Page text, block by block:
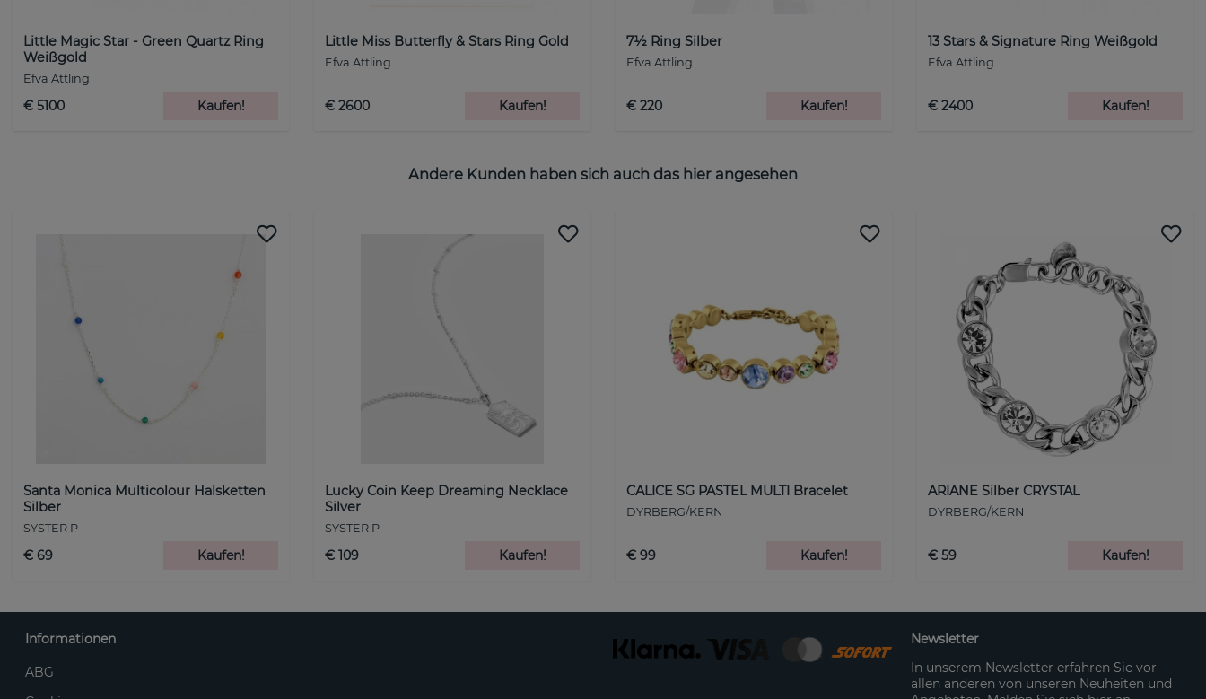
Little Magic Star - Green Quartz Ring
Weißgold
Efva Attling
€ 5100 Kaufen!
Little Miss Butterfly & Stars Ring Gold
Efva Attling
€ 2600 Kaufen!
7½ Ring Silber
Efva Attling
€ 220 Kaufen!
13 Stars & Signature Ring Weißgold
Efva Attling
€ 2400 Kaufen!
Andere Kunden haben sich auch das hier angesehen
Santa Monica Multicolour Halsketten
Silber
SYSTER P
€ 69 Kaufen!
Lucky Coin Keep Dreaming Necklace
Silver
SYSTER P
€ 109 Kaufen!
CALICE SG PASTEL MULTI Bracelet
DYRBERG/KERN
€ 99 Kaufen!
ARIANE Silber CRYSTAL
DYRBERG/KERN
€ 59 Kaufen!
Informationen
ABG
Newsletter
In unserem Newsletter erfahren Sie vor
allen anderen von unseren Neuheiten und